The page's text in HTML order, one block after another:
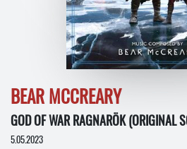
BEAR MCCREARY
GOD OF WAR RAGNARÖK (ORIGINAL
5.05.2023